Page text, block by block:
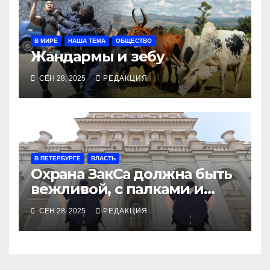
В МИРЕ НАША ТЕМА ОБЩЕСТВО
Жандармы и зебу
СЕН 28, 2025 РЕДАКЦИЯ
В ПЕТЕРБУРГЕ ВЛАСТЬ
Охрана ЗакСа должна быть
вежливой, с палками и
наручниками
СЕН 28, 2025 РЕДАКЦИЯ